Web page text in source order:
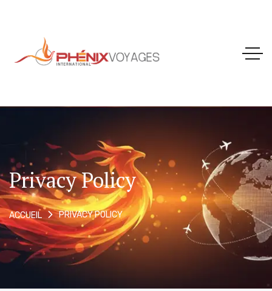
Privacy Policy
ACCUEIL PRIVACY POLICY